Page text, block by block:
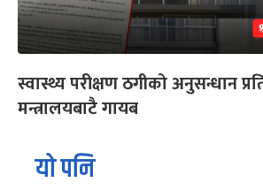
स्वास्थ्य परीक्षण ठगीको अनुसन्धान
मन्त्रालयबाटै गायब
यो पनि